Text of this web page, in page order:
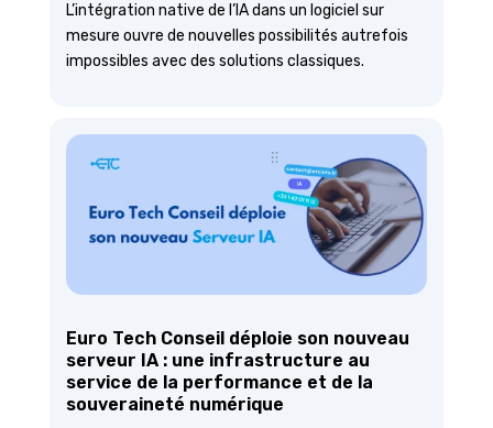
L’intégration native de l’IA dans un logiciel sur
mesure ouvre de nouvelles possibilités autrefois
impossibles avec des solutions classiques.
Euro Tech Conseil déploie son nouveau
serveur IA : une infrastructure au
service de la performance et de la
souveraineté numérique